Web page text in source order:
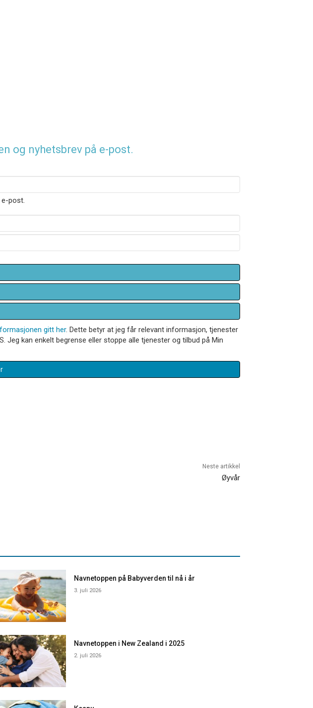
og nyhetsbrev på e-post.
post.
gitt her. Dette betyr at jeg får relevant informasjon, tjenester
Jeg kan enkelt begrense eller stoppe alle tjenester og tilbud på Min
Neste artikkel
Øyvår
Navnetoppen på Babyverden til nå i år
3. juli 2026
Navnetoppen i New Zealand i 2025
2. juli 2026